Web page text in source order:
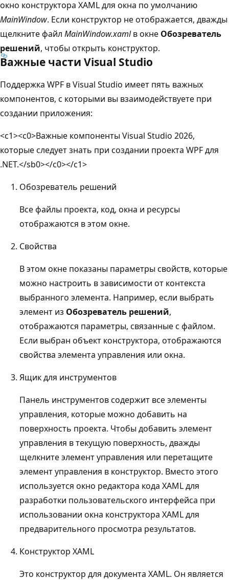
окно конструктора XAML для окна по умолчанию
MainWindow. Если конструктор не отображается, дважды
щелкните файл MainWindow.xamlв окне Обозреватель
решений, чтобы открыть конструктор.
Важные части Visual Studio
Поддержка WPF в Visual Studio имеет пять важных
компонентов, с которыми вы взаимодействуете при
создании приложения:
<c1><c0>Важные компоненты Visual Studio 2026,
которые следует знать при создании проекта WPF для
.NET.</sb0></c0></c1>
Обозреватель решений
Все файлы проекта, код, окна и ресурсы
отображаются в этом окне.
Свойства
В этом окне показаны параметры свойств, которые
можно настроить в зависимости от контекста
выбранного элемента. Например, если выбрать
элемент из Обозреватель решений,
отображаются параметры, связанные с файлом.
Если выбран объект конструктора, отображаются
свойства элемента управления или окна.
Ящик для инструментов
Панель инструментов содержит все элементы
управления, которые можно добавить на
поверхность проекта. Чтобы добавить элемент
управления в текущую поверхность, дважды
щелкните элемент управления или перетащите
элемент управления в конструктор. Вместо этого
используется окно редактора кода XAML для
разработки пользовательского интерфейса при
использовании окна конструктора XAML для
предварительного просмотра результатов.
Конструктор XAML
Это конструктор для документа XAML. Он является